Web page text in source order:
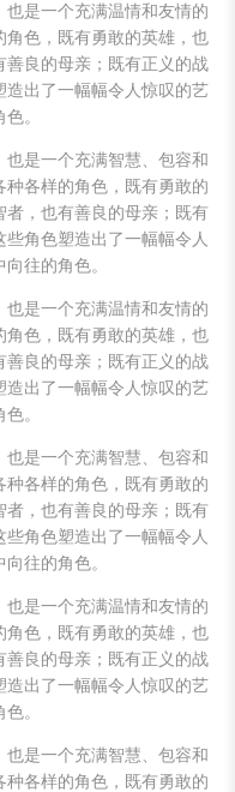
也是一个充满温情和友情的
色，既有勇敢的英雄，也
良的母亲；既有正义的战
出了一幅幅令人惊叹的艺
。
也是一个充满智慧、包容和
各样的角色，既有勇敢的
，也有善良的母亲；既有
角色塑造出了一幅幅令人
往的角色。
也是一个充满温情和友情的
色，既有勇敢的英雄，也
良的母亲；既有正义的战
出了一幅幅令人惊叹的艺
。
也是一个充满智慧、包容和
各样的角色，既有勇敢的
，也有善良的母亲；既有
角色塑造出了一幅幅令人
往的角色。
也是一个充满温情和友情的
色，既有勇敢的英雄，也
良的母亲；既有正义的战
出了一幅幅令人惊叹的艺
。
也是一个充满智慧、包容和
各样的角色，既有勇敢的